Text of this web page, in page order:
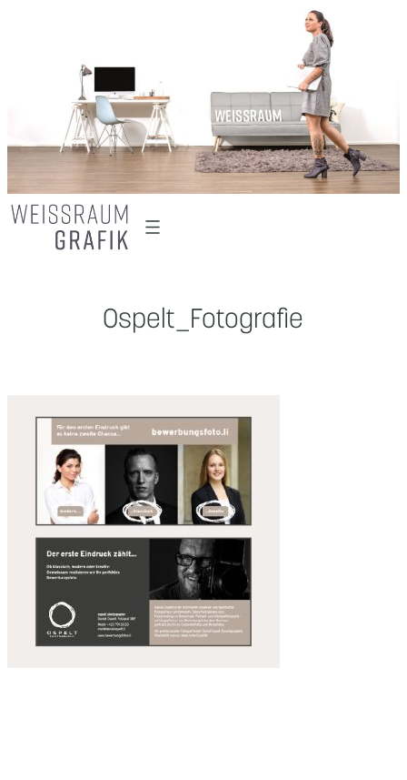
Zum
Inhalt
springen
Ospelt_Fotografie